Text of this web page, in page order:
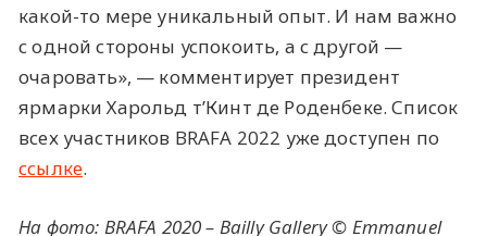
какой-то мере уникальный опыт. И нам важно
с одной стороны успокоить, а с другой —
очаровать», — комментирует президент
ярмарки Харольд т’Кинт де Роденбеке. Список
всех участников BRAFA 2022 уже доступен по
ссылке.
На фото: BRAFA 2020 – Bailly Gallery © Emmanuel